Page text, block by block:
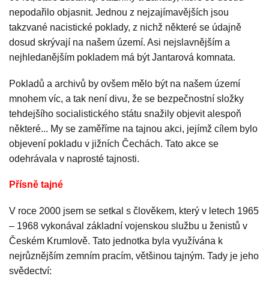
nepodařilo objasnit. Jednou z nejzajímavějších jsou
takzvané nacistické poklady, z nichž některé se údajně
dosud skrývají na našem území. Asi nejslavnějším a
nejhledanějším pokladem má být Jantarová komnata.
Pokladů a archivů by ovšem mělo být na našem území
mnohem víc, a tak není divu, že se bezpečnostní složky
tehdejšího socialistického státu snažily objevit alespoň
některé... My se zaměříme na tajnou akci, jejímž cílem bylo
objevení pokladu v jižních Čechách. Tato akce se
odehrávala v naprosté tajnosti.
Přísně tajné
V roce 2000 jsem se setkal s člověkem, který v letech 1965
– 1968 vykonával základní vojenskou službu u ženistů v
Českém Krumlově. Tato jednotka byla využívána k
nejrůznějším zemním pracím, většinou tajným. Tady je jeho
svědectví: